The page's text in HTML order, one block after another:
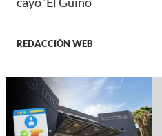
REDACCIÓN WEB